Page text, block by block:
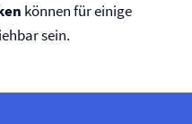
können für einige
sein.